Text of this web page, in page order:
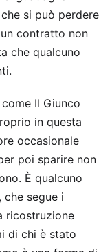
si può perdere
contratto non
che qualcuno
Il Giunco
in questa
occasionale
poi sparire non
È qualcuno
segue i
ricostruzione
di chi è stato